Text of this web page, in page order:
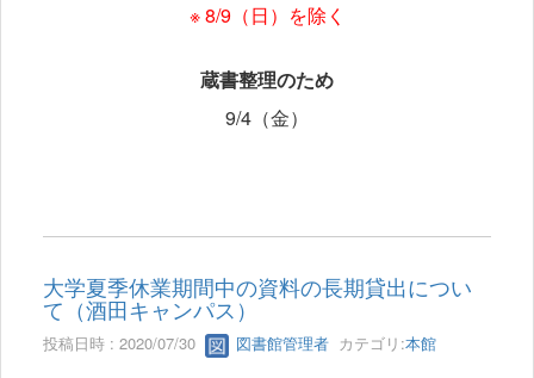
※ 8/9（日）を除く
蔵書整理のため
9/4（金）
大学夏季休業期間中の資料の長期貸出につい
て（酒田キャンパス）
投稿日時 : 2020/07/30 図書館管理者 カテゴリ:本館